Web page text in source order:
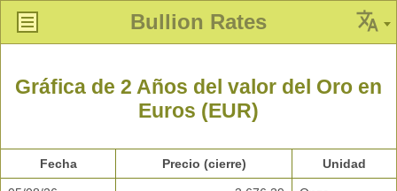
Bullion Rates
Gráfica de 2 Años del valor del Oro en
Euros (EUR)
Fecha Precio (cierre) Unidad